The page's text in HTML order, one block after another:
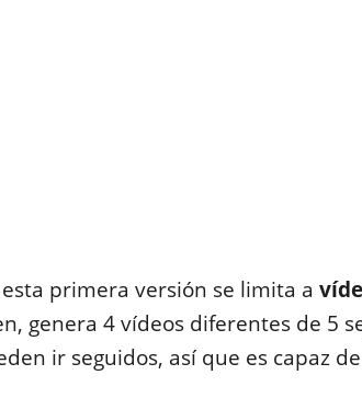
primera versión se limita a
genera 4 vídeos diferentes de 5
ir seguidos, así que es capaz